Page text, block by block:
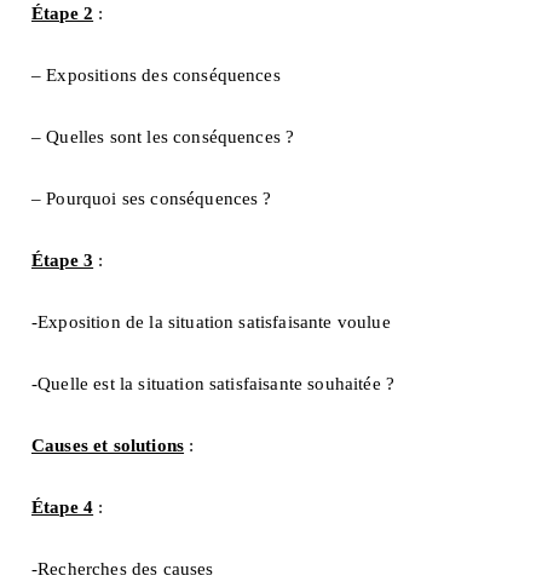
Étape 2 :
– Expositions des conséquences
– Quelles sont les conséquences ?
– Pourquoi ses conséquences ?
Étape 3 :
-Exposition de la situation satisfaisante voulue
-Quelle est la situation satisfaisante souhaitée ?
Causes et solutions :
Étape 4 :
-Recherches des causes